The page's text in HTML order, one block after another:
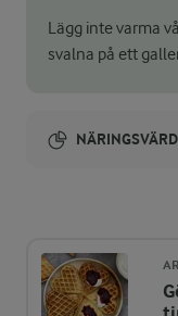
Lägg inte varma
svalna på ett